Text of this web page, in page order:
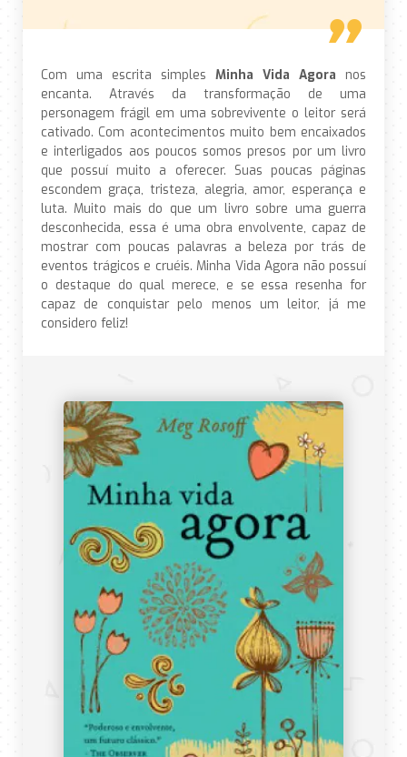
Com uma escrita simples Minha Vida Agora nos
encanta. Através da transformação de uma
personagem frágil em uma sobrevivente o leitor será
cativado. Com acontecimentos muito bem encaixados
e interligados aos poucos somos presos por um livro
que possuí muito a oferecer. Suas poucas páginas
escondem graça, tristeza, alegria, amor, esperança e
luta. Muito mais do que um livro sobre uma guerra
desconhecida, essa é uma obra envolvente, capaz de
mostrar com poucas palavras a beleza por trás de
eventos trágicos e cruéis. Minha Vida Agora não possuí
o destaque do qual merece, e se essa resenha for
capaz de conquistar pelo menos um leitor, já me
considero feliz!